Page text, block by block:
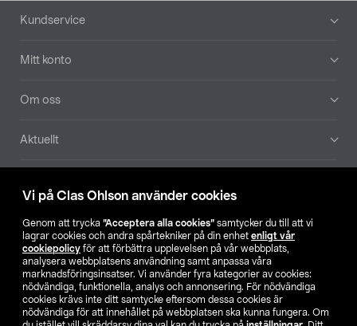
Vi på Clas Ohlson använder cookies
Genom att trycka ”Acceptera alla cookies” samtycker du till att vi
lagrar cookies och andra spårtekniker på din enhet enligt vår
cookiepolicy för att förbättra upplevelsen på vår webbplats,
analysera webbplatsens användning samt anpassa våra
marknadsföringsinsatser. Vi använder fyra kategorier av cookies:
nödvändiga, funktionella, analys och annonsering. För nödvändiga
cookies krävs inte ditt samtycke eftersom dessa cookies är
nödvändiga för att innehållet på webbplatsen ska kunna fungera. Om
Sidfot
Kundservice
Mitt konto
Om oss
Aktuellt
Hitta butik
SE NO FI